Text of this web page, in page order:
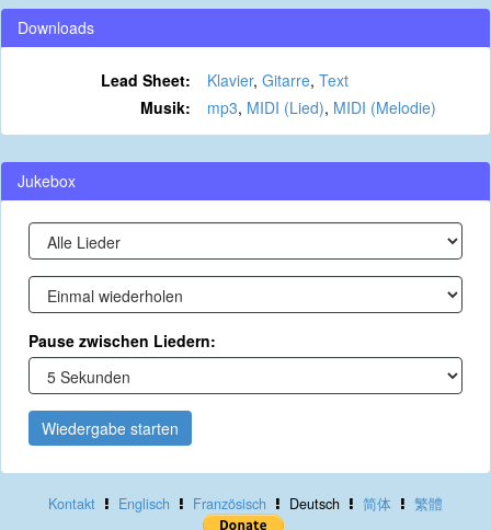
Downloads
Lead Sheet: Klavier, Gitarre, Text
Musik:
mp3, MIDI (Lied), MIDI (Melodie)
Jukebox
Pause zwischen Liedern:
Wiedergabe starten
Kontakt Englisch Französisch Deutsch 简体 繁體